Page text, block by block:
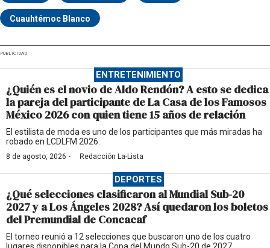
Cuauhtémoc Blanco
PUBLICIDAD
ENTRETENIMIENTO
¿Quién es el novio de Aldo Rendón? A esto se dedica
la pareja del participante de La Casa de los Famosos
México 2026 con quien tiene 15 años de relación
El estilista de moda es uno de los participantes que más miradas ha
robado en LCDLFM 2026.
8 de agosto, 2026 · Redacción La-Lista
DEPORTES
¿Qué selecciones clasificaron al Mundial Sub-20
2027 y a Los Ángeles 2028? Así quedaron los boletos
del Premundial de Concacaf
El torneo reunió a 12 selecciones que buscaron uno de los cuatro
lugares disponibles para la Copa del Mundo Sub-20 de 2027.